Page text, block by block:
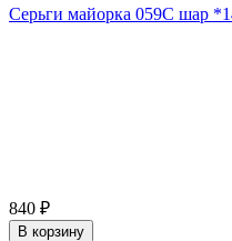
Серьги майорка 059С шар
840 ₽
В корзину